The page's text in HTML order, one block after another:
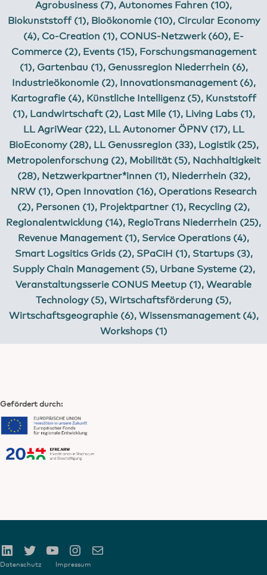
Agrobusiness (7),Autonomes Fahren (10),
Biokunststoff (1), Bioökonomie (10), Circular Economy
(4), Co-Creation (1), CONUS-Netzwerk (60), E-
Commerce (2), Events (15), Forschungsmanagement
(1), Gartenbau (1), Genussregion Niederrhein (6),
Industrieökonomie (2), Innovationsmanagement (6),
Kartografie (4), Künstliche Intelligenz (5), Kunststoff
(1), Landwirtschaft (2), Last Mile (1), Living Labs (1),
LL AgriWear (22), LL Autonomer ÖPNV (17), LL
BioEconomy (28), LL Genussregion (33), Logistik (25),
Metropolenforschung (2), Mobilität (5), Nachhaltigkeit
(28), Netzwerkpartner*innen (1), Niederrhein (32),
NRW (1), Open Innovation (16), Operations Research
(2), Personen (1), Projektpartner (1), Recycling (2),
Regionalentwicklung (14), RegioTrans Niederrhein (25),
Revenue Management (1), Service Operations (4),
Smart Logsitics Grids (2), SPaCiH (1), Startups (3),
Supply Chain Management (5), Urbane Systeme (2),
Veranstaltungsserie CONUS Meetup (1),Wearable
Technology (5),Wirtschaftsförderung (5),
Wirtschaftsgeographie (6),Wissensmanagement (4),
Workshops (1)
Gefördert durch:
Datenschutz Impressum